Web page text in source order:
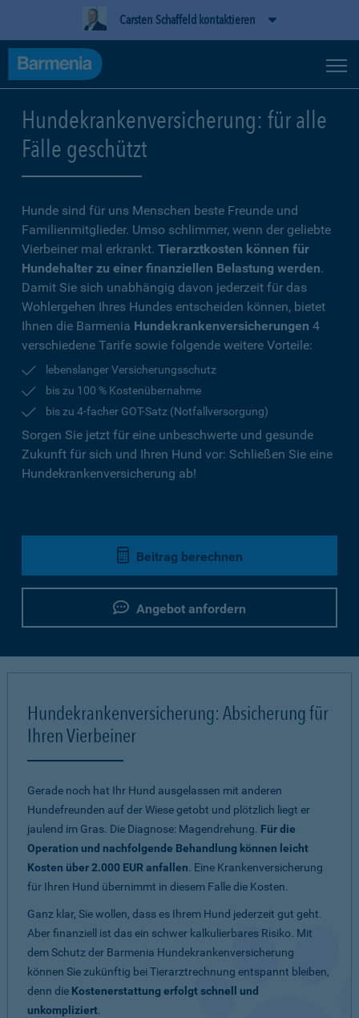
Carsten Schaffeld kontaktieren
Hundekrankenversicherung: für alle
Fälle geschützt
Hunde sind für uns Menschen beste Freunde und
Familienmitglieder. Umso schlimmer, wenn der geliebte
Vierbeiner mal erkrankt. Tierarztkosten können für
Hundehalter zu einer finanziellen Belastung werden.
Damit Sie sich unabhängig davon jederzeit für das
Wohlergehen Ihres Hundes entscheiden können, bietet
Ihnen die Barmenia Hundekrankenversicherungen 4
verschiedene Tarife sowie folgende weitere Vorteile:
lebenslanger Versicherungsschutz
bis zu 100 % Kostenübernahme
bis zu 4-facher GOT-Satz (Notfallversorgung)
Sorgen Sie jetzt für eine unbeschwerte und gesunde
Zukunft für sich und Ihren Hund vor: Schließen Sie eine
Hundekrankenversicherung ab!
Beitrag berechnen
Angebot anfordern
Hundekrankenversicherung: Absicherung für
Ihren Vierbeiner
Gerade noch hat Ihr Hund ausgelassen mit anderen
Hundefreunden auf der Wiese getobt und plötzlich liegt er
jaulend im Gras. Die Diagnose: Magendrehung. Für die
Operation und nachfolgende Behandlung können leicht
Kosten über 2.000 EUR anfallen. Eine Krankenversicherung
für Ihren Hund übernimmt in diesem Falle die Kosten.
Ganz klar, Sie wollen, dass es Ihrem Hund jederzeit gut geht.
Aber finanziell ist das ein schwer kalkulierbares Risiko. Mit
dem Schutz der Barmenia Hundekrankenversicherung
können Sie zukünftig bei Tierarztrechnung entspannt bleiben,
denn die Kostenerstattung erfolgt schnell und
unkompliziert.